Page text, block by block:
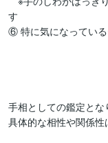
す
⑥ 特に気になっている
手相としての鑑定とな
具体的な相性や関係性